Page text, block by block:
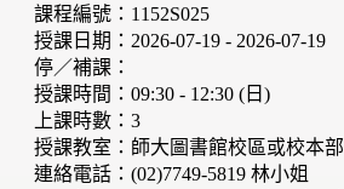
課程編號：1152S025
授課日期：2026-07-19 - 2026-07-19
停／補課：
授課時間：09:30 - 12:30 (日)
上課時數：3
授課教室：師大圖書館校區或校本部
連絡電話：(02)7749-5819 林小姐